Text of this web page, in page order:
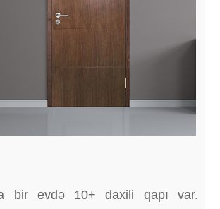
bir evdə 10+ daxili qapı var.